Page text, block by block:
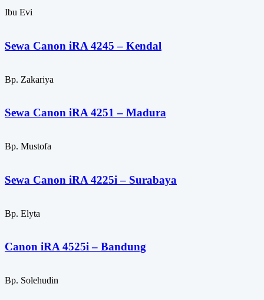
Ibu Evi
Sewa Canon iRA 4245 – Kendal
Bp. Zakariya
Sewa Canon iRA 4251 – Madura
Bp. Mustofa
Sewa Canon iRA 4225i – Surabaya
Bp. Elyta
Canon iRA 4525i – Bandung
Bp. Solehudin